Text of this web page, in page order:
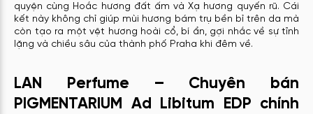
quyện cùng Hoắc hương đất ấm và Xạ hương quyến rũ. Cái
kết này không chỉ giúp mùi hương bám trụ bền bỉ trên da mà
còn tạo ra một vệt hương hoài cổ, bí ẩn, gợi nhắc về sự tĩnh
lặng và chiều sâu của thành phố Praha khi đêm về.
LAN Perfume – Chuyên bán
PIGMENTARIUM Ad Libitum EDP chính